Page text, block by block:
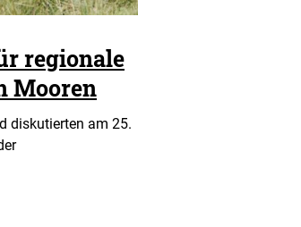
regionale
Mooren
diskutierten am 25.